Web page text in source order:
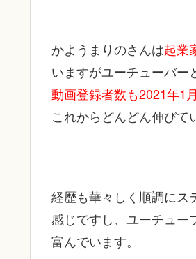
かようまりのさんは起業
いますがユーチューバー
動画登録者数も2021年1
これからどんどん伸びて
経歴も華々しく順調にス
感じですし、ユーチュー
富んでいます。